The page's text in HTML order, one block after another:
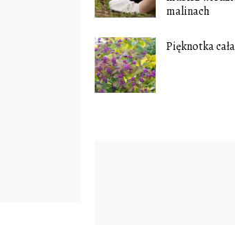
malinach
Pięknotka